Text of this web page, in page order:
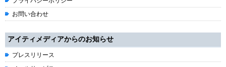
お問い合わせ
アイティメディアからのお知らせ
プレスリリース